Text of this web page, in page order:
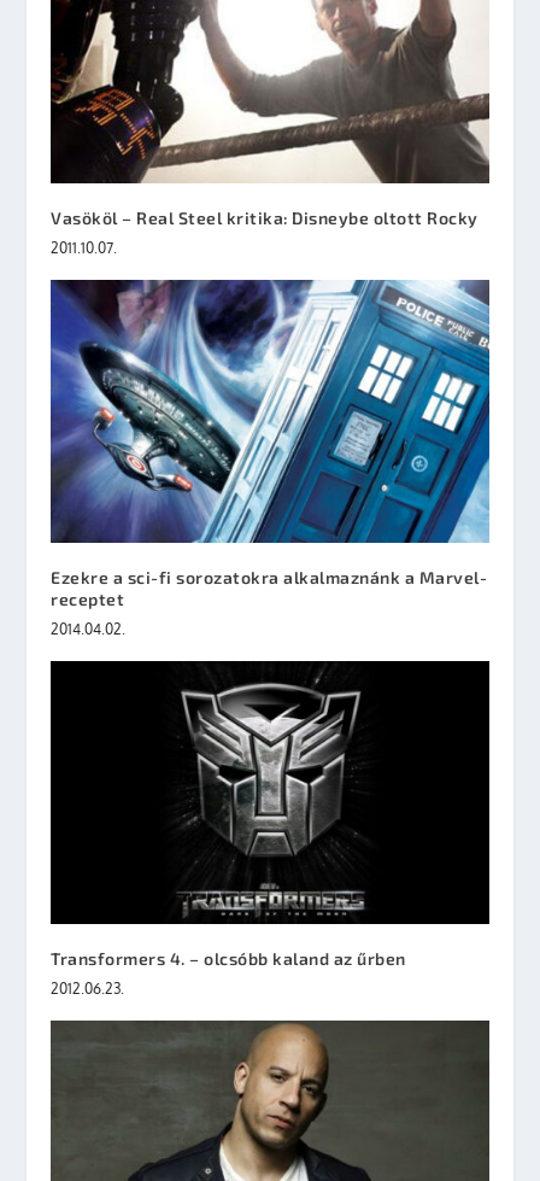
Vasököl – Real Steel kritika: Disneybe oltott Rocky
2011.10.07.
Ezekre a sci-fi sorozatokra alkalmaznánk a Marvel-
receptet
2014.04.02.
Transformers 4. – olcsóbb kaland az űrben
2012.06.23.